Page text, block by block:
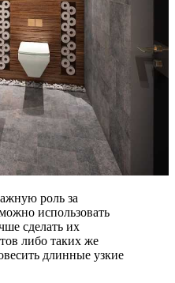
роль за
использовать
сделать их
либо таких же
длинные узкие